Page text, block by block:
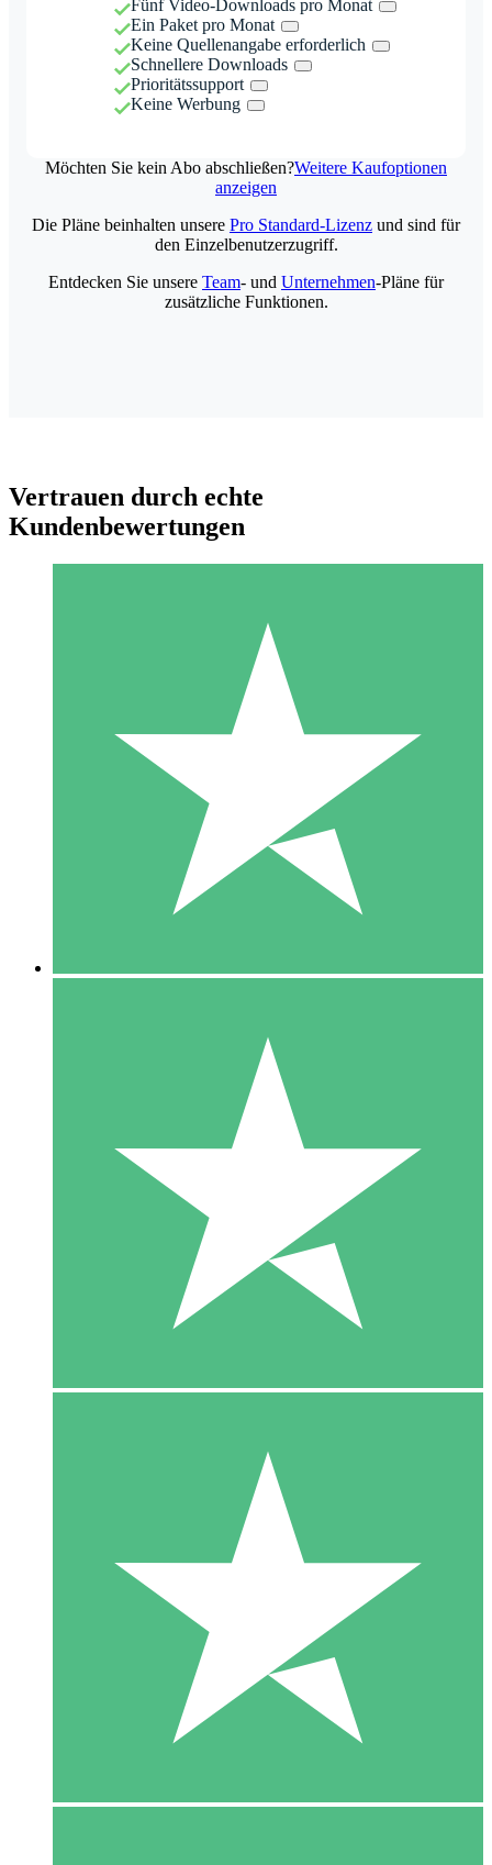
Fünf Video-Downloads pro Monat
Ein Paket pro Monat
Keine Quellenangabe erforderlich
Schnellere Downloads
Prioritätssupport
Keine Werbung
Möchten Sie kein Abo abschließen?Weitere Kaufoptionen
anzeigen
Individuelle Credit-Pakete
Zahlen Sie nach Bedarf mit Download-Credits. Keine
monatliche Verpflichtung erforderlich.
10 00
10 Downloads
20 00
Die Pläne beinhalten unsere Pro Standard-Lizenz und sind für
den Einzelbenutzerzugriff.
Entdecken Sie unsere Team- und Unternehmen-Pläne für
zusätzliche Funktionen.
Vertrauen durch echte
Kundenbewertungen